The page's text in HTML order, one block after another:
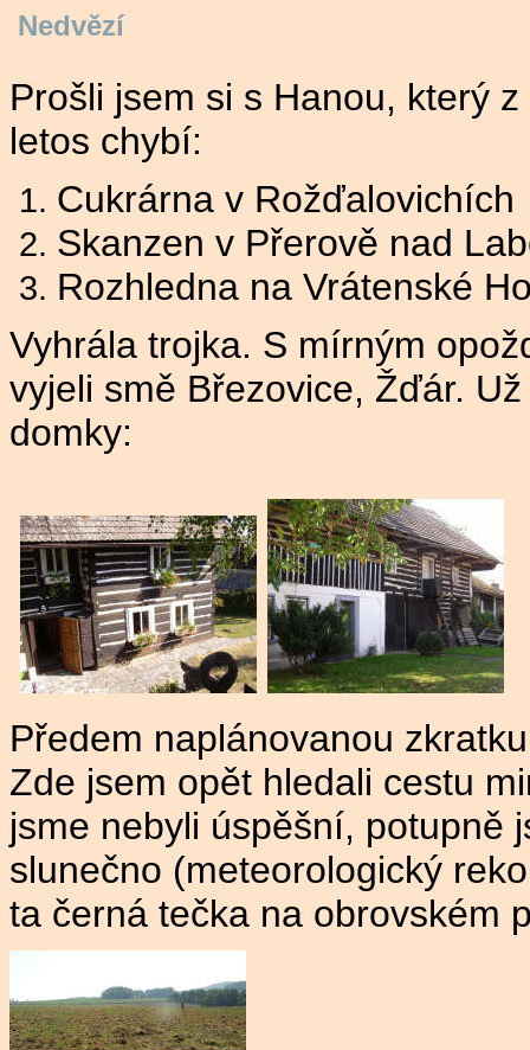
Nedvězí
Prošli jsem si s Hanou, který
letos chybí:
Cukrárna v Rožďalovichích
Skanzen v Přerově nad
Rozhledna na Vrátenské
Vyhrála trojka. S mírným
vyjeli smě Březovice, Žďár.
domky:
Předem naplánovanou
Zde jsem opět hledali cestu
jsme nebyli úspěšní, potupně
slunečno (meteorologický
ta černá tečka na obrovském